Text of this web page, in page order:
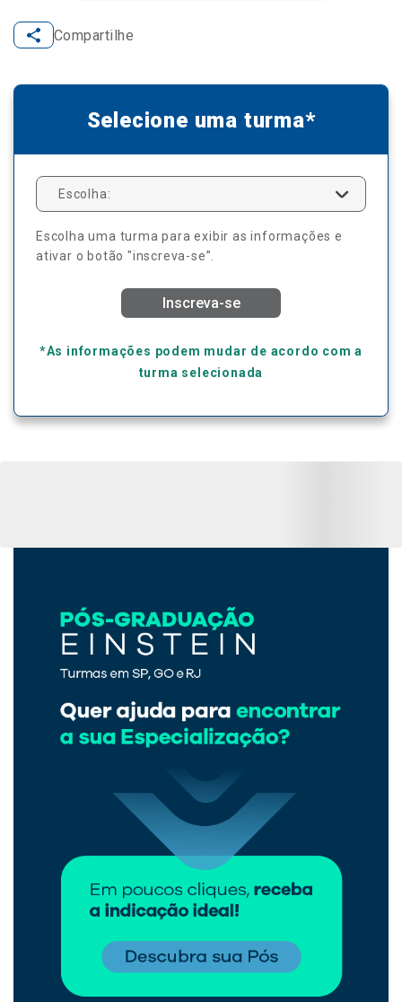
Compartilhe
Selecione uma turma*
Escolha:
Escolha uma turma para exibir as informações e
ativar o botão "inscreva-se”.
Inscreva-se
*As informações podem mudar de acordo com a
turma selecionada